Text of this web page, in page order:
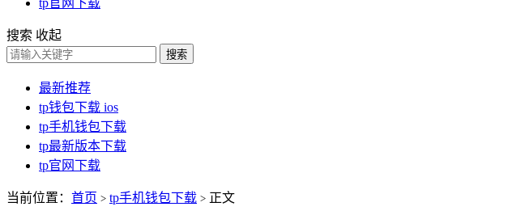
tp官网下载
搜索 收起
搜索
最新推荐
tp钱包下载 ios
tp手机钱包下载
tp最新版本下载
tp官网下载
当前位置： 首页 > tp手机钱包下载 > 正文